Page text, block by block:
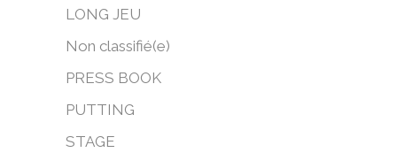
LONG JEU
Non classifié(e)
PRESS BOOK
PUTTING
STAGE